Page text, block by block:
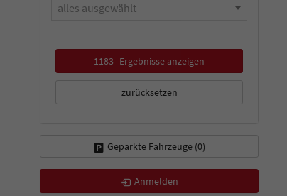
alles ausgewählt
1183 Ergebnisse anzeigen
zurücksetzen
Geparkte Fahrzeuge (0)
Anmelden